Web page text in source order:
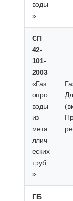
воды
»
СП
42-
101-
2003
«Газ
опро
воды
из
мета
ллич
еских
труб
»
ПБ